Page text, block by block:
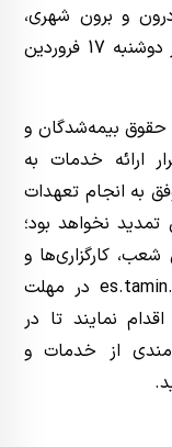
و برون شهری،
قالیبافان و... یک بار دیگر و تا پایان روز دوشنبه 17 فروردین
حقوق بیمه‌شدگان و
ارائه خدمات به
به انجام تعهدات
نخواهد بود؛
شعب، کارگزاری‌ها و
سامانه خدمات غیرحضوری به نشانی es.tamin.ir در مهلت
نمایند تا در
از خدمات و